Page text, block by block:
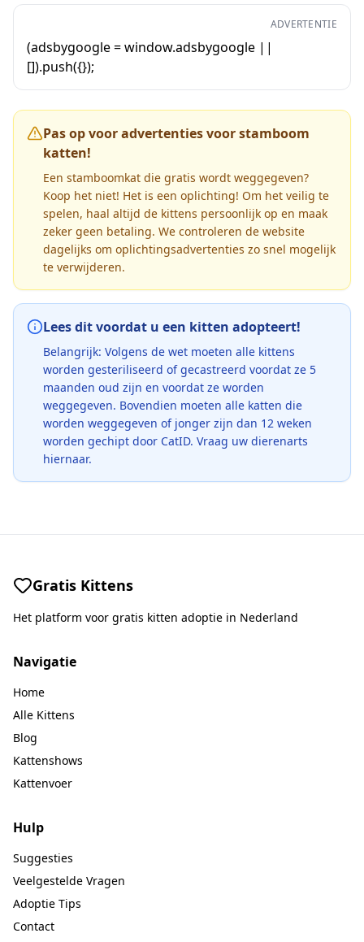
ADVERTENTIE
(adsbygoogle = window.adsbygoogle ||
[]).push({});
Pas op voor advertenties voor stamboom
katten!
Een stamboomkat die gratis wordt weggegeven?
Koop het niet! Het is een oplichting! Om het veilig te
spelen, haal altijd de kittens persoonlijk op en maak
zeker geen betaling. We controleren de website
dagelijks om oplichtingsadvertenties zo snel mogelijk
te verwijderen.
Lees dit voordat u een kitten adopteert!
Belangrijk: Volgens de wet moeten alle kittens
worden gesteriliseerd of gecastreerd voordat ze 5
maanden oud zijn en voordat ze worden
weggegeven. Bovendien moeten alle katten die
worden weggegeven of jonger zijn dan 12 weken
worden gechipt door CatID. Vraag uw dierenarts
hiernaar.
Gratis Kittens
Het platform voor gratis kitten adoptie in Nederland
Navigatie
Home
Alle Kittens
Blog
Kattenshows
Kattenvoer
Hulp
Suggesties
Veelgestelde Vragen
Adoptie Tips
Contact